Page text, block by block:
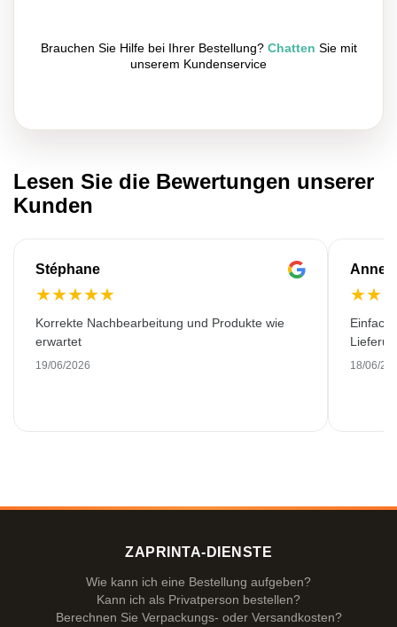
Brauchen Sie Hilfe bei Ihrer Bestellung? Chatten Sie mit
unserem Kundenservice
Lesen Sie die Bewertungen unserer
Kunden
Stéphane
★★★★★
Korrekte Nachbearbeitung und Produkte wie
erwartet
19/06/2026
Anne-
★★
18/06/
ZAPRINTA-DIENSTE
Wie kann ich eine Bestellung aufgeben?
Kann ich als Privatperson bestellen?
Berechnen Sie Verpackungs- oder Versandkosten?